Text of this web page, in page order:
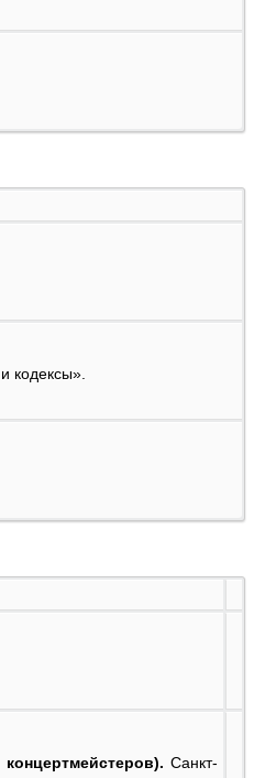
кодексы».
Санкт-